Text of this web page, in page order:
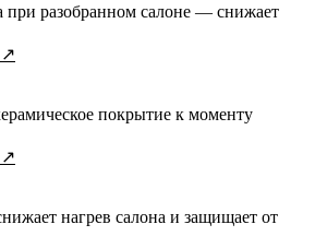
при разобранном салоне — снижает
↗
покрытие к моменту
↗
нагрев салона и защищает от